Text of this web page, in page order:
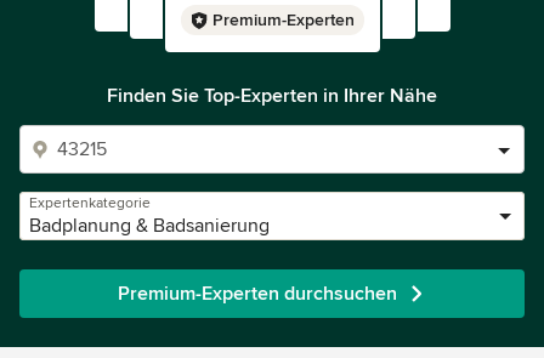
Premium-Experten
Finden Sie Top-Experten in Ihrer Nähe
Expertenkategorie
Badplanung & Badsanierung
Premium-Experten durchsuchen